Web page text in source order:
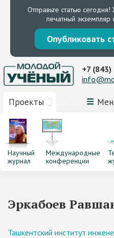
Отправьте статью сегодня!
печатный экземпляр
Опубликовать
Проекты
+7
Научный
журнал
Международные
конференции
Эркабоев
Ташкентский институт